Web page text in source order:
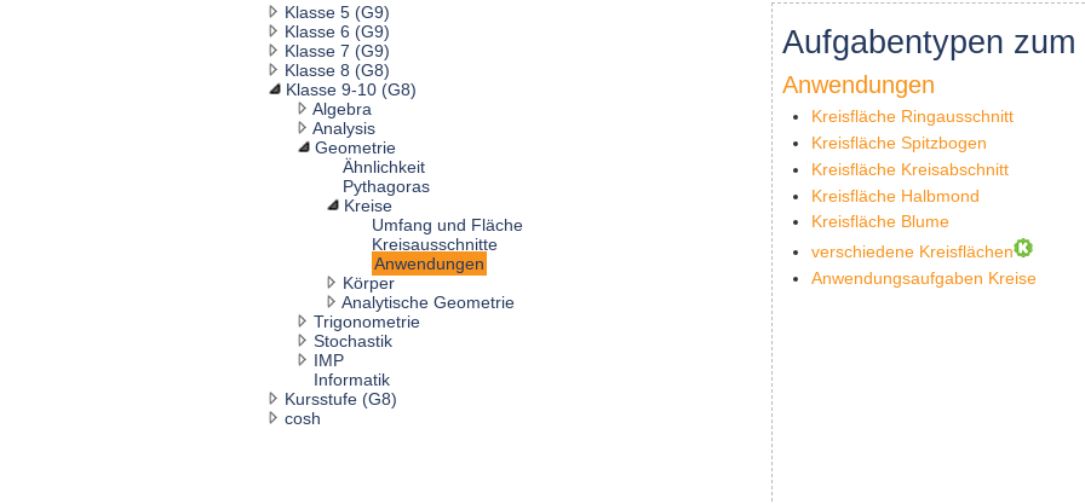
Klasse 5 (G9)
Klasse 6 (G9)
Klasse 7 (G9)
Klasse 8 (G8)
Klasse 9-10 (G8)
Algebra
Analysis
Geometrie
Ähnlichkeit
Pythagoras
Kreise
Umfang und Fläche
Kreisausschnitte
Anwendungen
Körper
Analytische Geometrie
Trigonometrie
Stochastik
IMP
Informatik
Kursstufe (G8)
cosh
Aufgabentypen zum
Anwendungen
Kreisfläche Ringausschnitt
Kreisfläche Spitzbogen
Kreisfläche Kreisabschnitt
Kreisfläche Halbmond
Kreisfläche Blume
verschiedene Kreisflächen
Anwendungsaufgaben Kreise